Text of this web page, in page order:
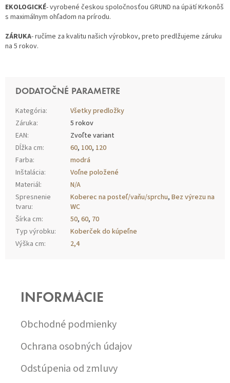
EKOLOGICKÉ- vyrobené českou spoločnosťou GRUND na úpätí Krkonôš
s maximálnym ohľadom na prírodu.
ZÁRUKA- ručíme za kvalitu našich výrobkov, preto predlžujeme záruku
na 5 rokov.
DODATOČNÉ PARAMETRE
Kategória:
Všetky predložky
Záruka:
5 rokov
EAN:
Zvoľte variant
Dĺžka cm: 60, 100, 120
Farba:
modrá
Inštalácia:
Voľne položené
Materiál:
N/A
Spresnenie
tvaru:
Koberec na posteľ/vaňu/sprchu, Bez výrezu na
WC
Šírka cm: 50, 60, 70
Typ výrobku:
Koberček do kúpeľne
Výška cm:
2,4
INFORMÁCIE
Obchodné podmienky
Ochrana osobných údajov
Odstúpenia od zmluvy